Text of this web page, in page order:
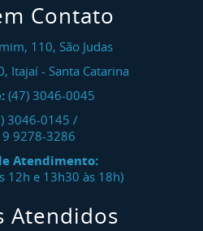
Contato
110, São Judas
, Itajaí- Santa Catarina
(47) 3046-0045
3046-0145 /
9278-3286
Atendimento:
12h e 13h30 às 18h)
Atendidos